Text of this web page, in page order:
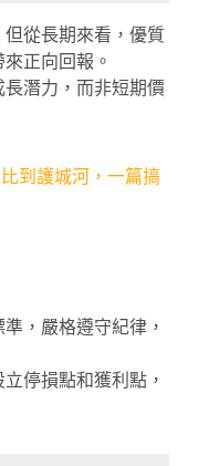
從長期來看，優質
正向回報。
潛力，而非短期價
到護城河，一篇搞
，嚴格遵守紀律，
停損點和獲利點，